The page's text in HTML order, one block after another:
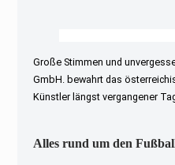
Große Stimmen und
GmbH. bewahrt das
Künstler längst vergangener
Alles rund um den